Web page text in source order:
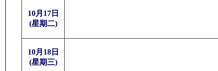
10月17日
(星期二)
10月18日
(星期三)